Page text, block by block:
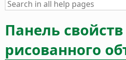
Панель свойств
рисованного